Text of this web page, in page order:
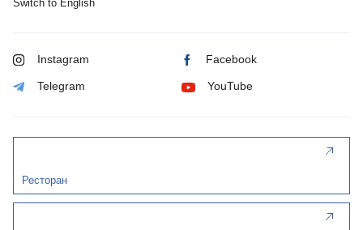
Switch to English
Instagram Facebook
Telegram YouTube
Ресторан